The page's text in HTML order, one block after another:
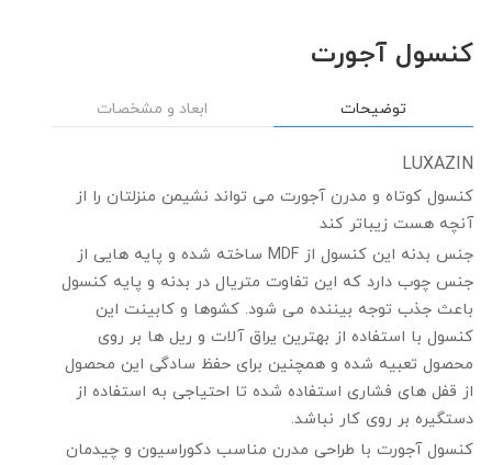
کنسول آجورت
توضیحات ابعاد و مشخصات
LUXAZIN
کنسول کوتاه و مدرن آجورت می تواند نشیمن منزلتان را از
آنچه هست زیباتر کند
جنس بدنه این کنسول از MDF ساخته شده و پایه هایی از
جنس چوب دارد که این تفاوت متریال در بدنه و پایه کنسول
باعث جذب توجه بیننده می شود. کشوها و کابینت این
کنسول با استفاده از بهترین یراق آلات و ریل ها بر روی
محصول تعبیه شده و همچنین برای حفظ سادگی این محصول
از قفل های فشاری استفاده شده تا احتیاجی به استفاده از
دستگیره بر روی کار نباشد.
کنسول آجورت با طراحی مدرن مناسب دکوراسیون و چیدمان